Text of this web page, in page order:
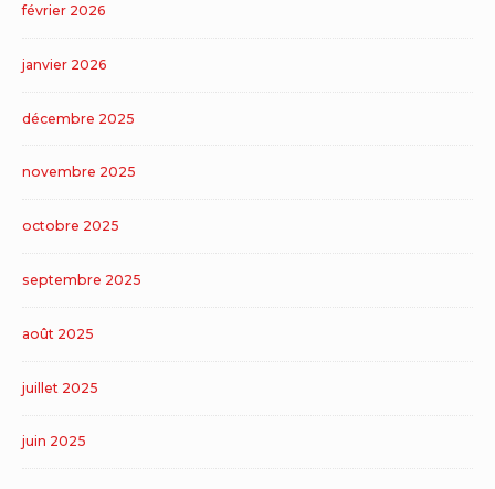
février 2026
janvier 2026
décembre 2025
novembre 2025
octobre 2025
septembre 2025
août 2025
juillet 2025
juin 2025